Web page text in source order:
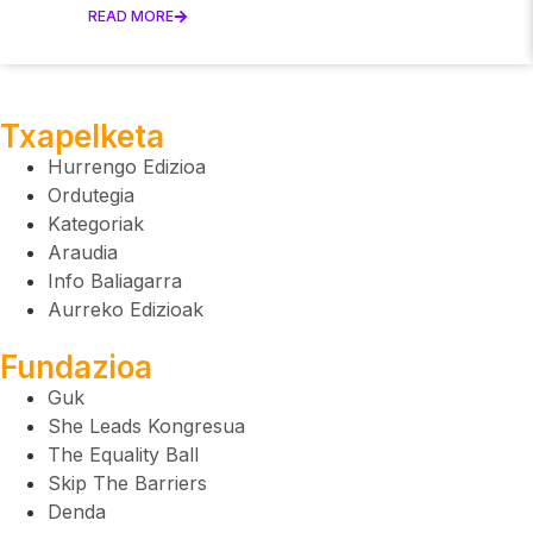
READ MORE
Txapelketa
Hurrengo Edizioa
Ordutegia
Kategoriak
Araudia
Info Baliagarra
Aurreko Edizioak
Fundazioa
Guk
She Leads Kongresua
The Equality Ball
Skip The Barriers
Denda